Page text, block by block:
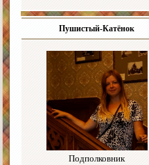
Пушистый-Катёнок
Подполковник